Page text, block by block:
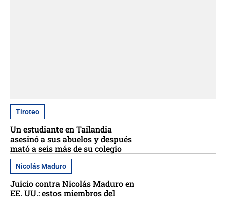
Tiroteo
Un estudiante en Tailandia
asesinó a sus abuelos y después
mató a seis más de su colegio
Nicolás Maduro
Juicio contra Nicolás Maduro en
EE. UU.: estos miembros del